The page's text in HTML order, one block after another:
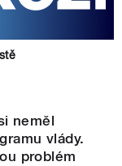
neměl
vlády.
problém